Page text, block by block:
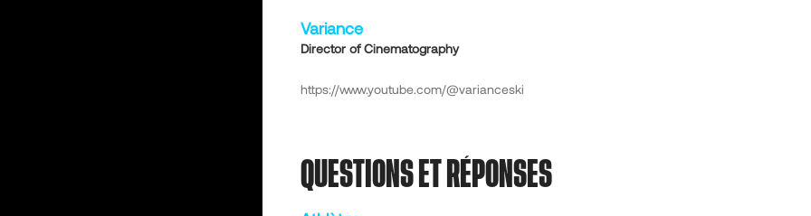
Variance
Director of Cinematography
https://www.youtube.com/@varianceski
QUESTIONS ET RÉPONSES